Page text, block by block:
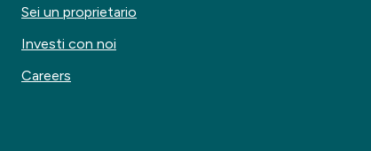
Sei un proprietario
Investi con noi
Careers